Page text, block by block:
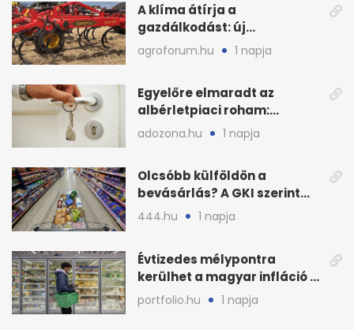
A klíma átírja a
gazdálkodást: új
megoldásokat keres a
mezőgazdaság
agroforum.hu 1 napja
Egyelőre elmaradt az
albérletpiaci roham:
ennyibe kerülnek a kiadó
adozona.hu 1 napja
Olcsóbb külföldön a
bevásárlás? A GKI szerint
zárkózott a magyar árszint
444.hu 1 napja
Évtizedes mélypontra
kerülhet a magyar infláció a
KSH új adata szerint
portfolio.hu 1 napja